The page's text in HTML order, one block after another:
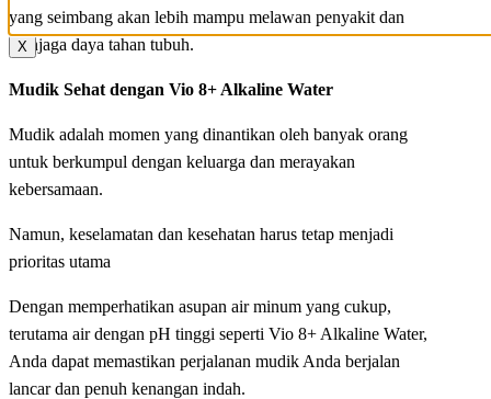
yang seimbang akan lebih mampu melawan penyakit dan
menjaga daya tahan tubuh.
Mudik Sehat dengan Vio 8+ Alkaline Water
Mudik adalah momen yang dinantikan oleh banyak orang
untuk berkumpul dengan keluarga dan merayakan
kebersamaan.
Namun, keselamatan dan kesehatan harus tetap menjadi
prioritas utama
Dengan memperhatikan asupan air minum yang cukup,
terutama air dengan pH tinggi seperti Vio 8+ Alkaline Water,
Anda dapat memastikan perjalanan mudik Anda berjalan
lancar dan penuh kenangan indah.
X